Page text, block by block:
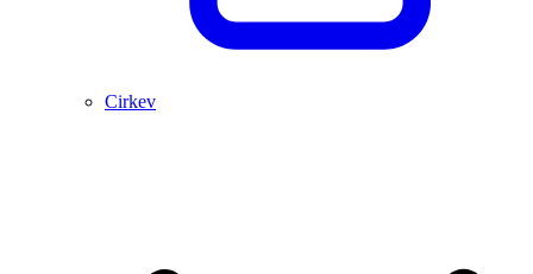
Cirkev